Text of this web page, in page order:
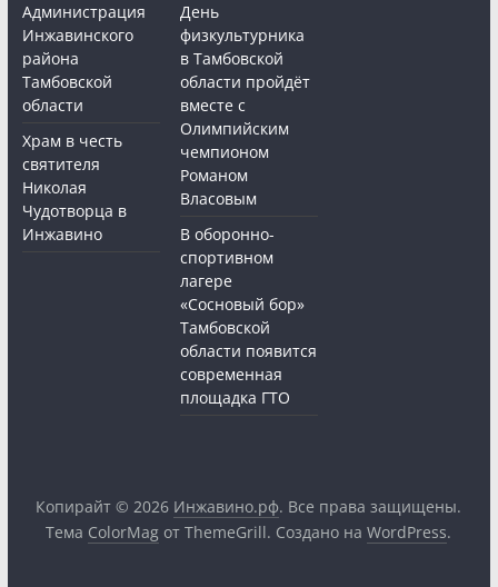
Администрация
Инжавинского
района
Тамбовской
области
Храм в честь
святителя
Николая
Чудотворца в
Инжавино
День
физкультурника
в Тамбовской
области пройдёт
вместе с
Олимпийским
чемпионом
Романом
Власовым
В оборонно-
спортивном
лагере
«Сосновый бор»
Тамбовской
области появится
современная
площадка ГТО
Копирайт © 2026 Инжавино.рф. Все права защищены.
Тема ColorMag от ThemeGrill. Создано наWordPress.